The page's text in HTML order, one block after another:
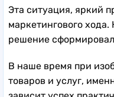
Эта ситуация, яркий
маркетингового
решение
В наше время при
товаров и услуг,